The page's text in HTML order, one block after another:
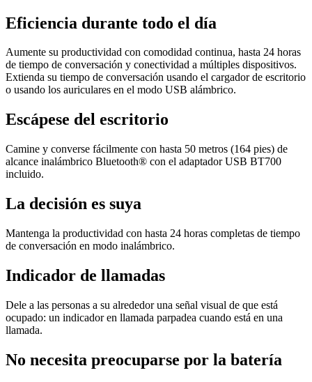
Eficiencia durante todo el día
Aumente su productividad con comodidad continua, hasta 24 horas
de tiempo de conversación y conectividad a múltiples dispositivos.
Extienda su tiempo de conversación usando el cargador de escritorio
o usando los auriculares en el modo USB alámbrico.
Escápese del escritorio
Camine y converse fácilmente con hasta 50 metros (164 pies) de
alcance inalámbrico Bluetooth® con el adaptador USB BT700
incluido.
La decisión es suya
Mantenga la productividad con hasta 24 horas completas de tiempo
de conversación en modo inalámbrico.
Indicador de llamadas
Dele a las personas a su alrededor una señal visual de que está
ocupado: un indicador en llamada parpadea cuando está en una
llamada.
No necesita preocuparse por la batería